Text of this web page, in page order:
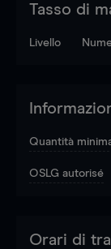
Tasso di
Livello
Quantità
OSLG autorisé
Orari di